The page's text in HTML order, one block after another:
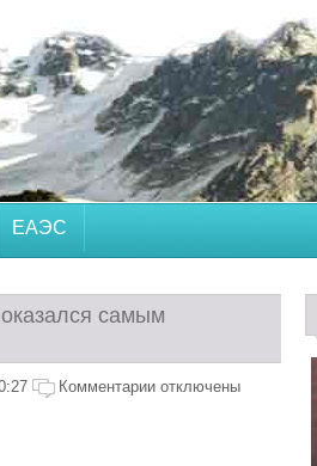
ЕАЭС
самым
Комментарии отключены